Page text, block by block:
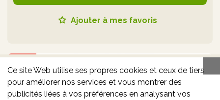
Ajouter à mes favoris
Ce site Web utilise ses propres cookies et ceux de tiers
pour améliorer nos services et vous montrer des
publicités liées à vos préférences en analysant vos